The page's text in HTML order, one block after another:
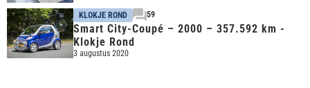
KLOKJE ROND 59
Smart City-Coupé – 2000 – 357.592 km -
Klokje Rond
3 augustus 2020